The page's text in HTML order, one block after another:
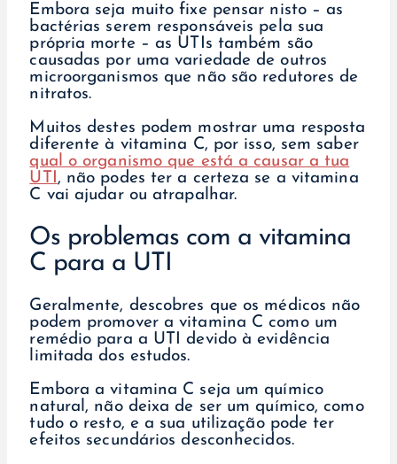
Embora seja muito fixe pensar nisto – as
bactérias serem responsáveis pela sua
própria morte – as UTIs também são
causadas por uma variedade de outros
microorganismos que não são redutores de
nitratos.
Muitos destes podem mostrar uma resposta
diferente à vitamina C, por isso, sem saber
qual o organismo que está a causar a tua
UTI, não podes ter a certeza se a vitamina
C vai ajudar ou atrapalhar.
Os problemas com a vitamina
C para a UTI
Geralmente, descobres que os médicos não
podem promover a vitamina C como um
remédio para a UTI devido à evidência
limitada dos estudos.
Embora a vitamina C seja um químico
natural, não deixa de ser um químico, como
tudo o resto, e a sua utilização pode ter
efeitos secundários desconhecidos.